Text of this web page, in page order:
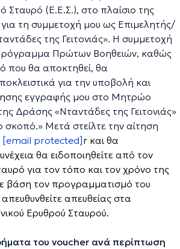
Σταυρό (Ε.Ε.Σ.), στο πλαίσιο της
τη συμμετοχή μου ως Επιμελητής/
της Γειτονιάς». Η συμμετοχή
Πρώτων Βοηθειών, καθώς
που θα αποκτηθεί, θα
για την υποβολή και
εγγραφής μου στο Μητρώο
Δράσης «Νταντάδες της Γειτονιάς»
σκοπό.» Μετά στείλτε την αίτηση
[email protected]r και θα
θα ειδοποιηθείτε από τον
για τον τόπο και τον χρόνο της
βάση τον προγραμματισμό του
απευθείας στα
Ερυθρού Σταυρού.
του voucher ανά περίπτωση